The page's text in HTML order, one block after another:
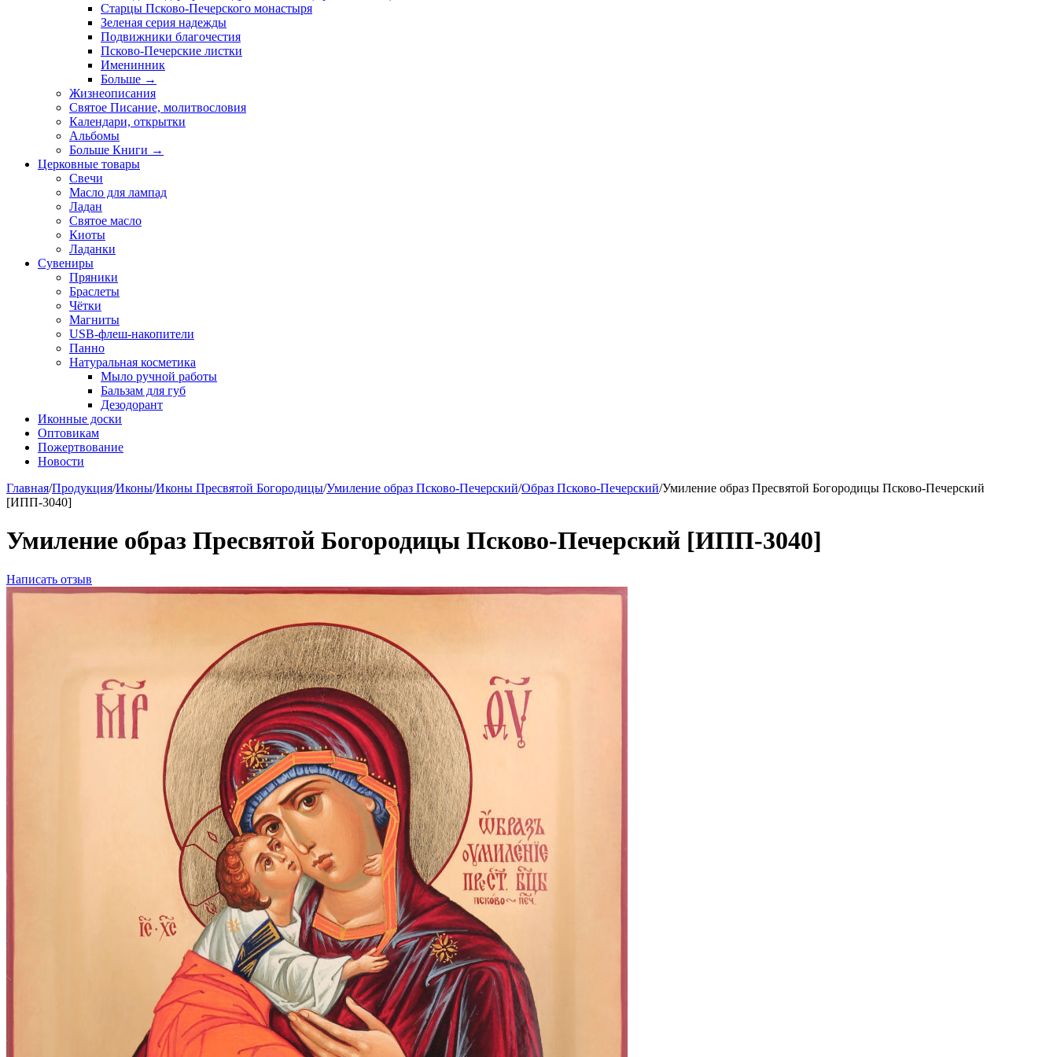
Старцы Псково-Печерского монастыря
Зеленая серия надежды
Подвижники благочестия
Псково-Печерские листки
Именинник
Больше →
Жизнеописания
Святое Писание, молитвословия
Календари, открытки
Альбомы
Больше Книги →
Церковные товары
Свечи
Масло для лампад
Ладан
Святое масло
Киоты
Ладанки
Сувениры
Пряники
Браслеты
Чётки
Магниты
USB-флеш-накопители
Панно
Натуральная косметика
Мыло ручной работы
Бальзам для губ
Дезодорант
Иконные доски
Оптовикам
Пожертвование
Новости
Главная/Продукция/Иконы/Иконы Пресвятой Богородицы/Умиление образ Псково-Печерский/Образ Псково-Печерский/Умиление образ Пресвятой Богородицы Псково-Печерский
[ИПП-3040]
Умиление образ Пресвятой Богородицы Псково-Печерский [ИПП-3040]
Написать отзыв